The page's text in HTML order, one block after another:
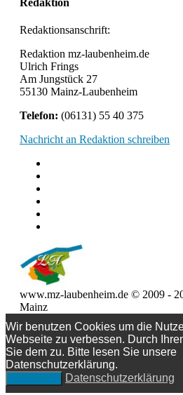
Redaktion
Redaktionsanschrift:
Redaktion mz-laubenheim.de
Ulrich Frings
Am Jungstück 27
55130 Mainz-Laubenheim
Telefon: (06131) 55 40 375
Nachricht an Redaktion schreiben
www.mz-laubenheim.de © 2009 -
Mainz
Wir benutzen Cookies um die
Webseite zu verbessen. Durch
Sie dem zu. Bitte lesen Sie unsere
Datenschutzerklärung.
Datenschutzerklärung